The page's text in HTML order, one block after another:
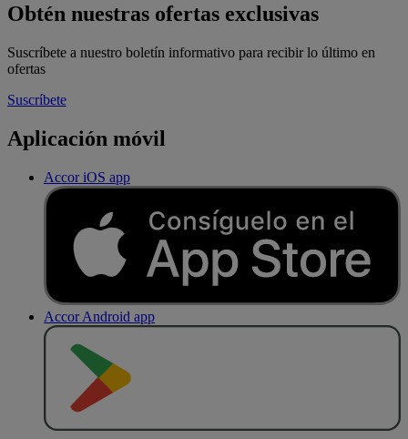
Obtén nuestras ofertas exclusivas
Suscríbete a nuestro boletín informativo para recibir lo último en
ofertas
Suscríbete
Aplicación móvil
Accor iOS app
Accor Android app